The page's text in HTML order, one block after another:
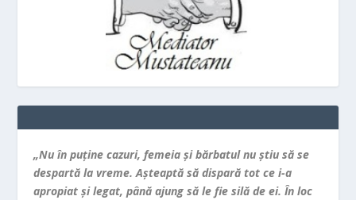
„Nu în puţine cazuri, femeia şi bărbatul nu ştiu să se
despartă la vreme. Aşteaptă să dispară tot ce i-a
apropiat şi legat, până ajung să le fie silă de ei. În loc